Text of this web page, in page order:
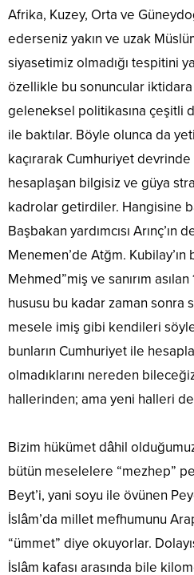
Afrika, Kuzey, Orta ve
ederseniz yakın ve uzak
siyasetimiz olmadığı tespitini
özellikle bu sonuncular
geleneksel politikasına çeşitli
ile baktılar. Böyle olunca da
kaçırarak Cumhuriyet
hesaplaşan bilgisiz ve güya
kadrolar getirdiler. Hangisine
Başbakan yardımcısı Arınç’ın
Menemen’de Atğm. Kubilay’ın
Mehmed”miş ve sanırım
hususu bu kadar zaman sonra
mesele imiş gibi kendileri
bunların Cumhuriyet ile
olmadıklarını nereden
hallerinden; ama yeni halleri
Bizim hükümet dâhil
bütün meselelere “mezhep”
Beyt’i, yani soyu ile övünen
İslâm’da millet mefhumunu
“ümmet” diye okuyorlar.
İslâm kafası arasında bile